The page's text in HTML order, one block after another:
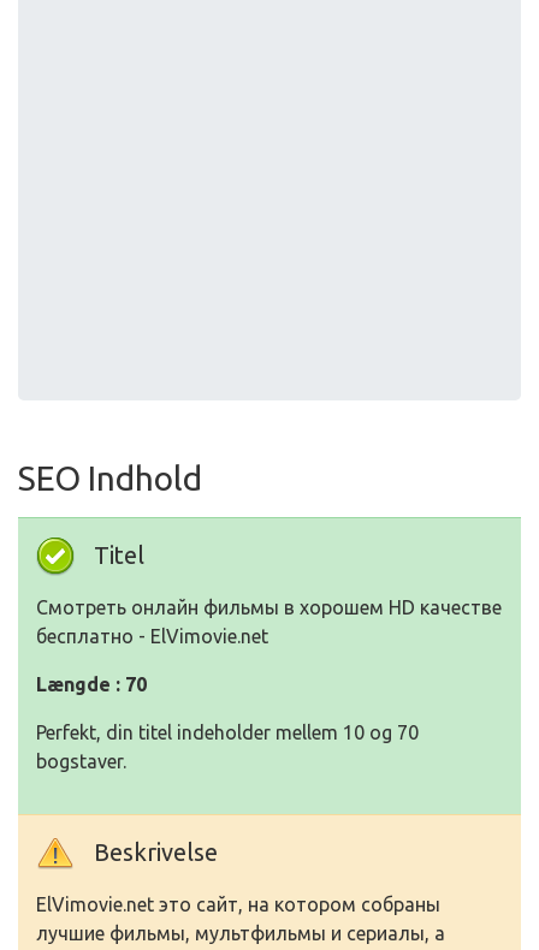
SEO Indhold
Titel
Смотреть онлайн фильмы в хорошем HD качестве
бесплатно - ElVimovie.net
Længde : 70
Perfekt, din titel indeholder mellem 10 og 70
bogstaver.
Beskrivelse
ElVimovie.net это сайт, на котором собраны
лучшие фильмы, мультфильмы и сериалы, а